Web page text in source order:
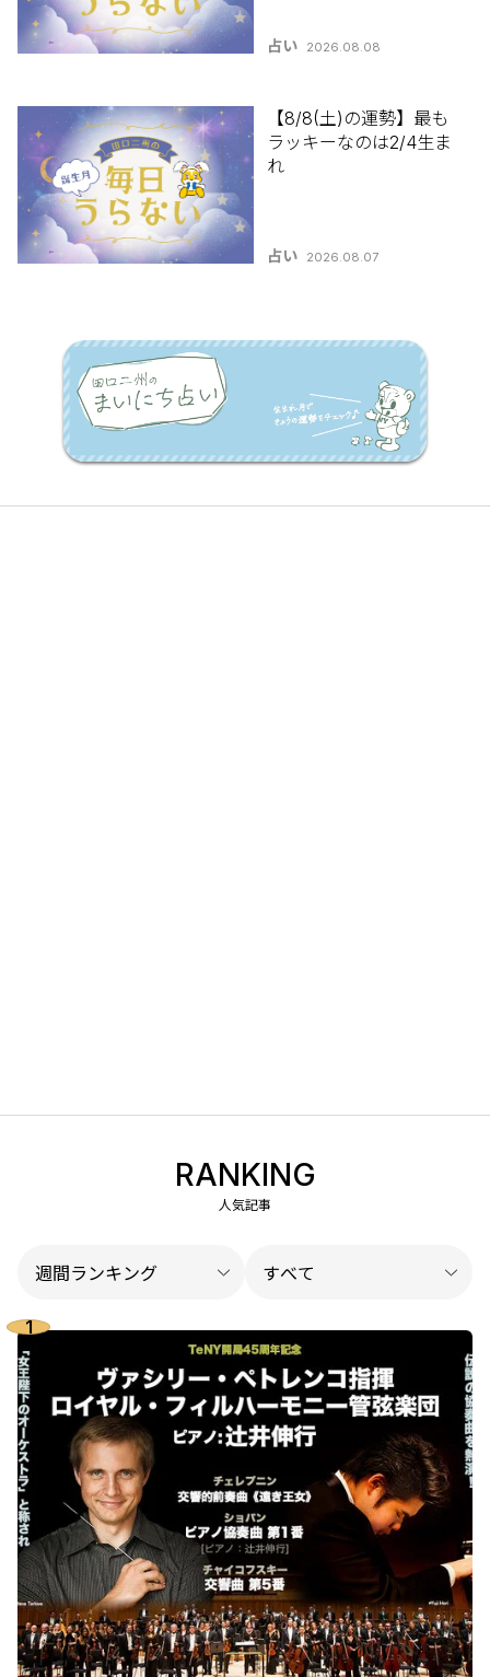
占い 2026.08.08
【8/8(土)の運勢】最も
ラッキーなのは2/4生ま
れ
占い 2026.08.07
RANKING
人気記事